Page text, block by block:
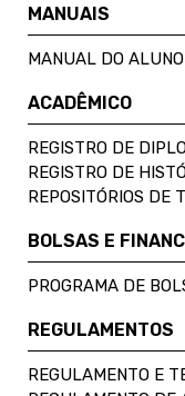
MANUAIS
MANUAL DO ALUNO
ACADÊMICO
REGISTRO DE
REGISTRO DE
REPOSITÓRIOS DE
BOLSAS E
PROGRAMA DE
REGULAMENTOS
REGULAMENTO E